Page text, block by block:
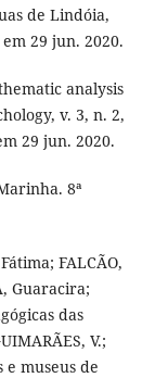
de Lindóia,
29 jun. 2020.
analysis
v. 3, n. 2,
29 jun. 2020.
8ª
FALCÃO,
Guaracira;
das
V.;
e museus de